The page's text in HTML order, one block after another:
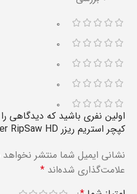
۰
۰
۰
۰
۰
اولین نفری باشید که دیدگاهی
کپچر استریم ریزر Stream Capture Card Razer RipSaw HD”
نشانی ایمیل شما منتشر
علامت‌گذاری شده‌اند *